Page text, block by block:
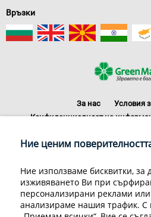
Връзки
За нас
Условия
Конфиденциалност на
Контакти
© 1998-2020 Green Master
Developed by
Ние ценим
Ние използваме бисквитки, за
изживяването Ви при
персонализирани реклами
анализираме нашия трафик. С